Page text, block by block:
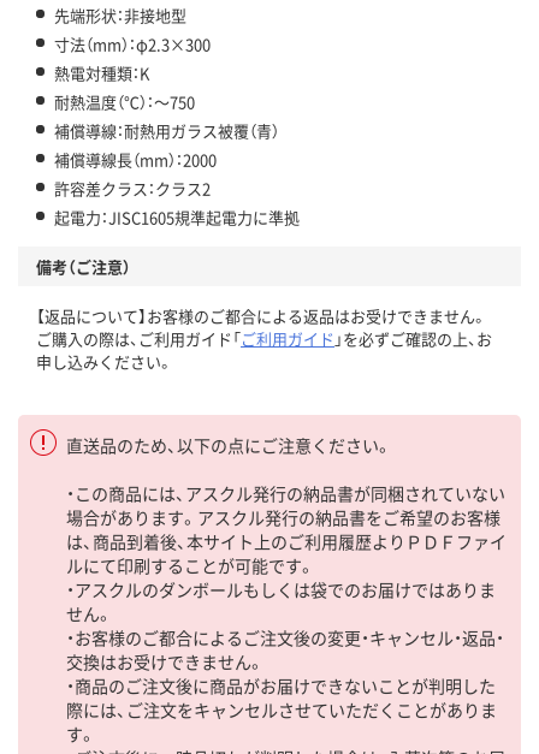
先端形状：非接地型
寸法（mm）：φ2.3×300
熱電対種類：K
耐熱温度（℃）：～750
補償導線：耐熱用ガラス被覆（青）
補償導線長（mm）：2000
許容差クラス：クラス2
起電力：JISC1605規準起電力に準拠
備考（ご注意）
【返品について】お客様のご都合による返品はお受けできません。
ご購入の際は、ご利用ガイド「ご利用ガイド 」を必ずご確認の上、お
申し込みください。
直送品のため、以下の点にご注意ください。
・この商品には、アスクル発行の納品書が同梱されていない
場合があります。アスクル発行の納品書をご希望のお客様
は、商品到着後、本サイト上のご利用履歴よりＰＤＦファイ
ルにて印刷することが可能です。
・アスクルのダンボールもしくは袋でのお届けではありま
せん。
・お客様のご都合によるご注文後の変更・キャンセル・返品・
交換はお受けできません。
・商品のご注文後に商品がお届けできないことが判明した
際には、ご注文をキャンセルさせていただくことがありま
す。